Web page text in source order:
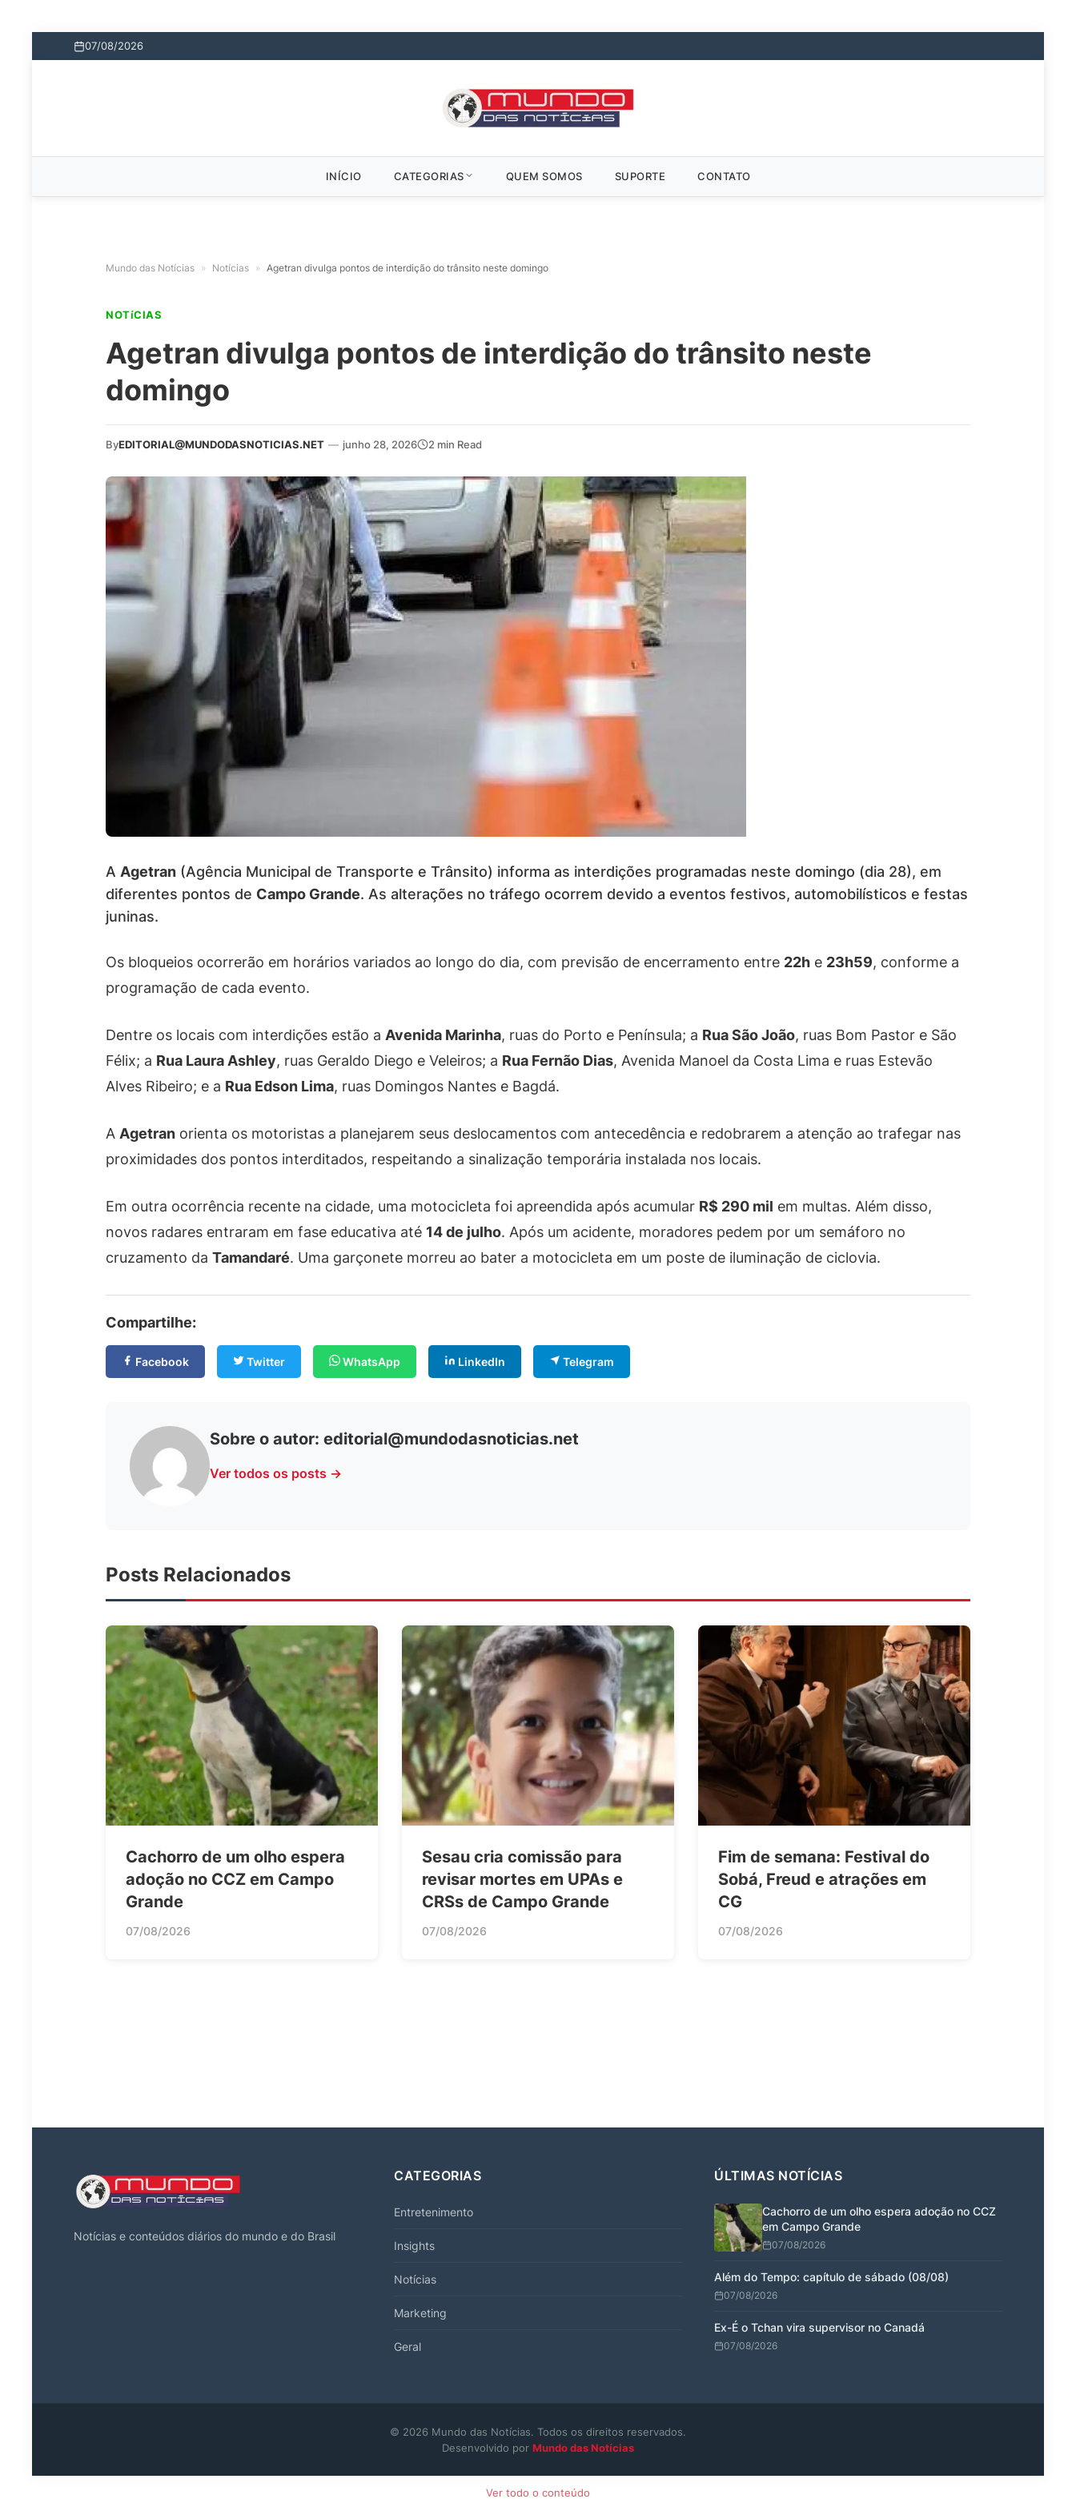
07/08/2026
INÍCIO CATEGORIAS QUEM SOMOS SUPORTE CONTATO
Mundo das Notícias » Notícias » Agetran divulga pontos de interdição do trânsito neste domingo
NOTíCIAS
Agetran divulga pontos de interdição do trânsito neste
domingo
ByEDITORIAL@MUNDODASNOTICIAS.NET — junho 28, 2026 2 min Read
A Agetran (Agência Municipal de Transporte e Trânsito) informa as interdições programadas neste domingo (dia 28), em
diferentes pontos de Campo Grande. As alterações no tráfego ocorrem devido a eventos festivos, automobilísticos e festas
juninas.
Os bloqueios ocorrerão em horários variados ao longo do dia, com previsão de encerramento entre 22h e 23h59, conforme a
programação de cada evento.
Dentre os locais com interdições estão a Avenida Marinha, ruas do Porto e Península; a Rua São João, ruas Bom Pastor e São
Félix; a Rua Laura Ashley, ruas Geraldo Diego e Veleiros; a Rua Fernão Dias, Avenida Manoel da Costa Lima e ruas Estevão
Alves Ribeiro; e a Rua Edson Lima, ruas Domingos Nantes e Bagdá.
A Agetran orienta os motoristas a planejarem seus deslocamentos com antecedência e redobrarem a atenção ao trafegar nas
proximidades dos pontos interditados, respeitando a sinalização temporária instalada nos locais.
Em outra ocorrência recente na cidade, uma motocicleta foi apreendida após acumular R$ 290 mil em multas. Além disso,
novos radares entraram em fase educativa até 14 de julho. Após um acidente, moradores pedem por um semáforo no
cruzamento da Tamandaré. Uma garçonete morreu ao bater a motocicleta em um poste de iluminação de ciclovia.
Compartilhe:
Facebook Twitter WhatsApp LinkedIn Telegram
Sobre o autor: editorial@mundodasnoticias.net
Ver todos os posts →
Posts Relacionados
Cachorro de um olho espera
adoção no CCZ em Campo
Grande
07/08/2026
Sesau cria comissão para
revisar mortes em UPAs e
CRSs de Campo Grande
07/08/2026
Fim de semana: Festival do
Sobá, Freud e atrações em
CG
07/08/2026
Notícias e conteúdos diários do mundo e do Brasil
CATEGORIAS
Entretenimento
Insights
Notícias
Marketing
Geral
ÚLTIMAS NOTÍCIAS
Cachorro de um olho espera adoção no CCZ
em Campo Grande
07/08/2026
Além do Tempo: capítulo de sábado (08/08)
07/08/2026
Ex-É o Tchan vira supervisor no Canadá
07/08/2026
© 2026 Mundo das Notícias. Todos os direitos reservados.
Desenvolvido por Mundo das Notícias
Ver todo o conteúdo